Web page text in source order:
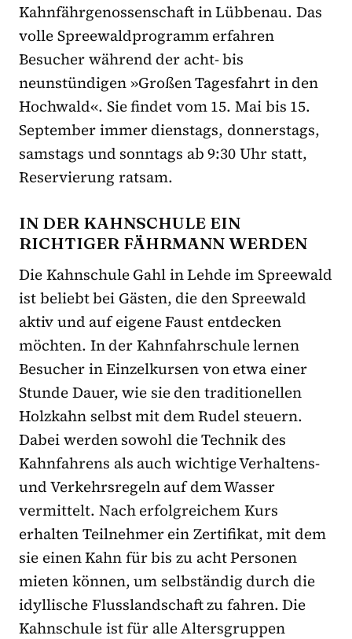
Kahnfährgenossenschaft in Lübbenau. Das
volle Spreewaldprogramm erfahren
Besucher während der acht- bis
neunstündigen »Großen Tagesfahrt in den
Hochwald«. Sie findet vom 15. Mai bis 15.
September immer dienstags, donnerstags,
samstags und sonntags ab 9:30 Uhr statt,
Reservierung ratsam.
IN DER KAHNSCHULE EIN
RICHTIGER FÄHRMANN WERDEN
Die Kahnschule Gahl in Lehde im Spreewald
ist beliebt bei Gästen, die den Spreewald
aktiv und auf eigene Faust entdecken
möchten. In der Kahnfahrschule lernen
Besucher in Einzelkursen von etwa einer
Stunde Dauer, wie sie den traditionellen
Holzkahn selbst mit dem Rudel steuern.
Dabei werden sowohl die Technik des
Kahnfahrens als auch wichtige Verhaltens-
und Verkehrsregeln auf dem Wasser
vermittelt. Nach erfolgreichem Kurs
erhalten Teilnehmer ein Zertifikat, mit dem
sie einen Kahn für bis zu acht Personen
mieten können, um selbständig durch die
idyllische Flusslandschaft zu fahren. Die
Kahnschule ist für alle Altersgruppen